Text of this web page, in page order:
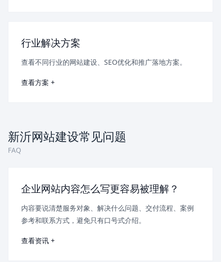
行业解决方案
查看不同行业的网站建设、SEO优化和推广落地方案。
查看方案 +
新沂网站建设常见问题
FAQ
企业网站内容怎么写更容易被理解？
内容要说清楚服务对象、解决什么问题、交付流程、案例
参考和联系方式，避免只有口号式介绍。
查看资讯 +